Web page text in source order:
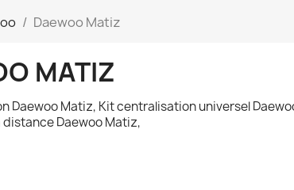
Daewoo Matiz
MATIZ
Daewoo Matiz, Kit centralisation universel
DaewooMatiz,